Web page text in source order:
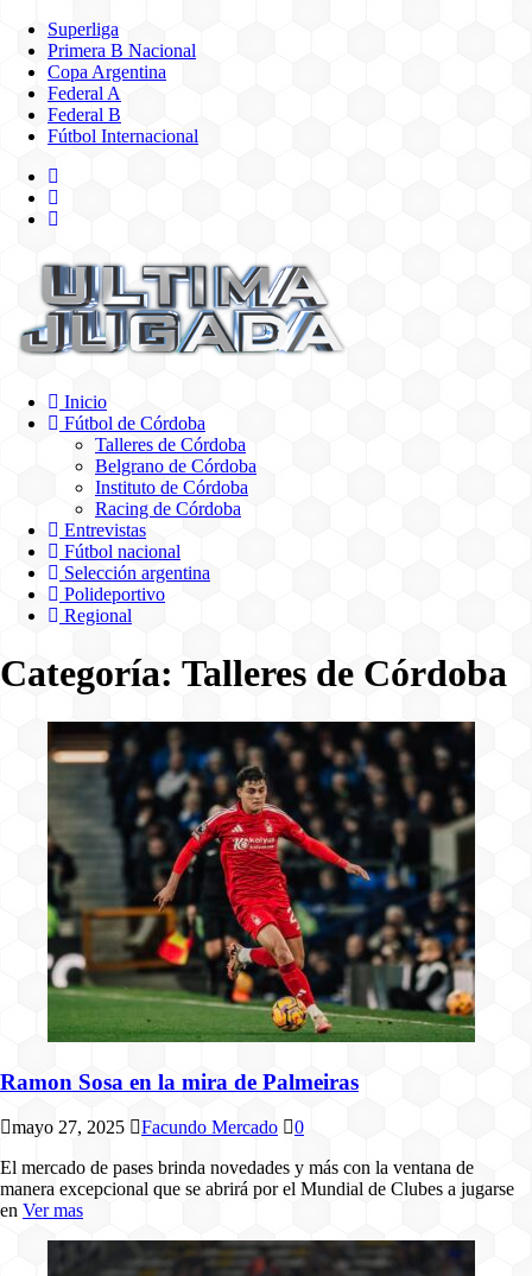
Superliga
Primera B Nacional
Copa Argentina
Federal A
Federal B
Fútbol Internacional
Inicio
Fútbol de Córdoba
Talleres de Córdoba
Belgrano de Córdoba
Instituto de Córdoba
Racing de Córdoba
Entrevistas
Fútbol nacional
Selección argentina
Polideportivo
Regional
Categoría: Talleres de Córdoba
Ramon Sosa en la mira de Palmeiras
mayo 27, 2025 Facundo Mercado
0
El mercado de pases brinda novedades y más con la ventana de
manera excepcional que se abrirá por el Mundial de Clubes a jugarse
en Ver mas